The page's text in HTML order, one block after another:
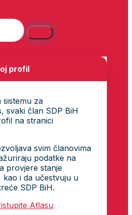
profil
sistemu za
svaki član SDP BiH
na stranici
svim članovima
podatke na
provjere stanje
kao i da učestvuju u
SDP BiH.
Atlasu